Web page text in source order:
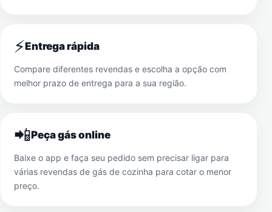
⚡Entrega rápida
Compare diferentes revendas e escolha a opção com
melhor prazo de entrega para a sua região.
📲Peça gás online
Baixe o app e faça seu pedido sem precisar ligar para
várias revendas de gás de cozinha para cotar o menor
preço.